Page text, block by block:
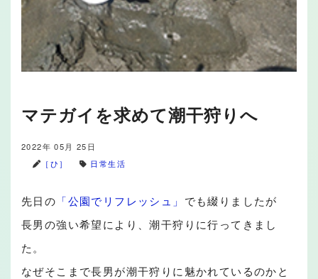
マテガイを求めて潮干狩りへ
2022年 05月 25日
［ひ］
日常生活
先日の 「公園でリフレッシュ」 でも綴りましたが
長男の強い希望により、潮干狩りに行ってきまし
た。
なぜそこまで長男が潮干狩りに魅かれているのかと